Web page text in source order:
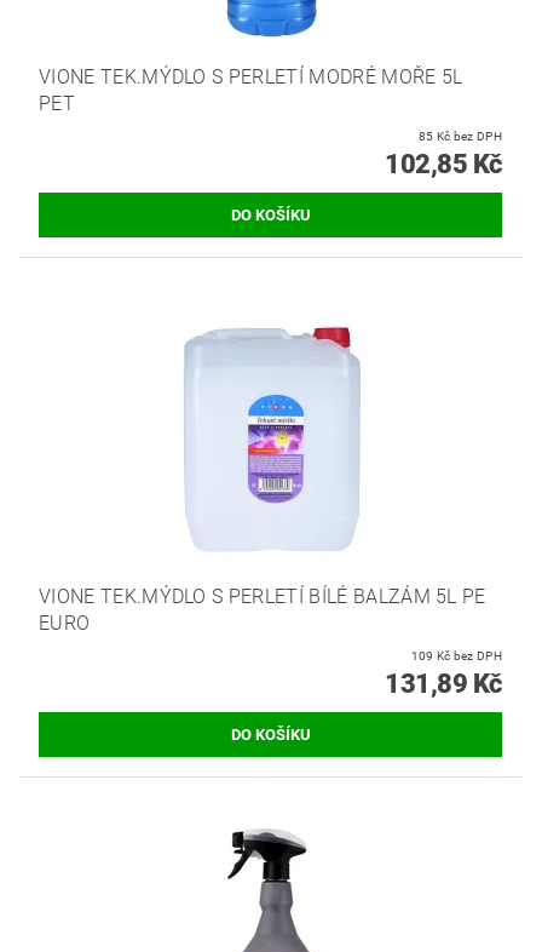
VIONE TEK.MÝDLO S PERLETÍ MODRÉ MOŘE 5L
PET
85 Kč bez DPH
102,85 Kč
VIONE TEK.MÝDLO S PERLETÍ BÍLÉ BALZÁM 5L PE
EURO
109 Kč bez DPH
131,89 Kč